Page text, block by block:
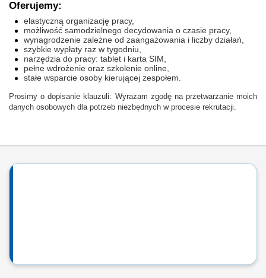
Oferujemy:
elastyczną organizację pracy,
możliwość samodzielnego decydowania o czasie pracy,
wynagrodzenie zależne od zaangażowania i liczby działań,
szybkie wypłaty raz w tygodniu,
narzędzia do pracy: tablet i karta SIM,
pełne wdrożenie oraz szkolenie online,
stałe wsparcie osoby kierującej zespołem.
Prosimy o dopisanie klauzuli: Wyrażam zgodę na przetwarzanie moich
danych osobowych dla potrzeb niezbędnych w procesie rekrutacji.